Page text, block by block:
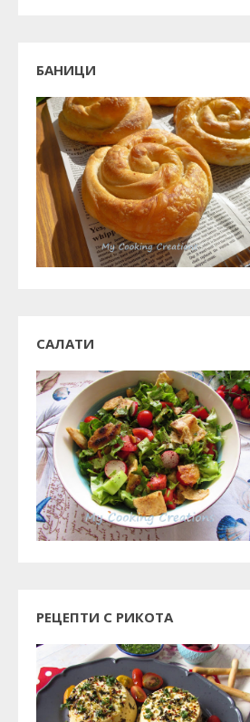
БАНИЦИ
САЛАТИ
РЕЦЕПТИ С РИКОТА